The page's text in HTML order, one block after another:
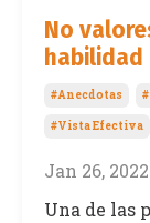
No
habilidad
#anecdotas
#vista Efectiva
Jan 26, 2022
Una de las